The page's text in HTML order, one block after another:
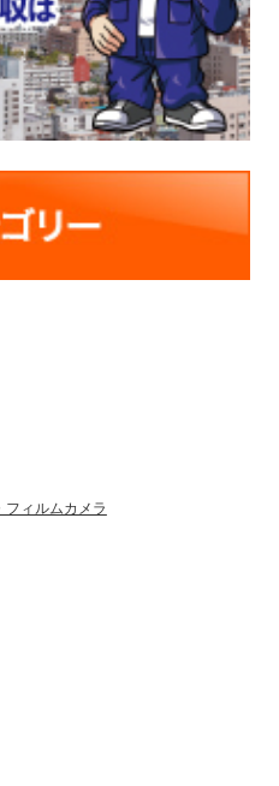
ィルムカメラ